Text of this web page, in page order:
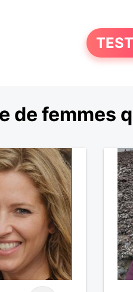
de femmes